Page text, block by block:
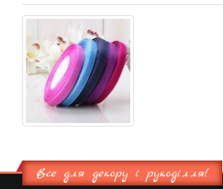
Все для декору і рукоділля!